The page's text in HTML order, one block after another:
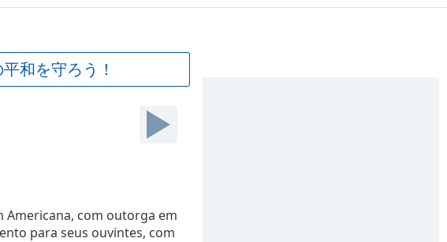
和を守ろう！
Americana, com outorga em
para seus ouvintes, com